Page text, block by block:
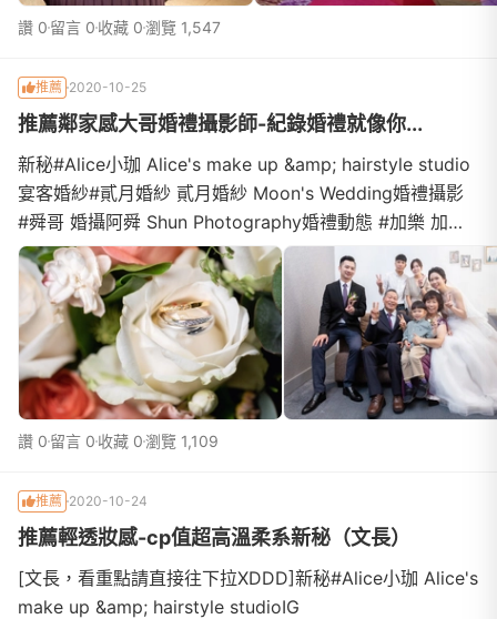
讚 0 留言 0 收藏 0瀏覽 1,547
推薦 2020-10-25
推薦鄰家感大哥婚禮攝影師-紀錄婚禮就像你...
新秘#Alice小珈 Alice's make up &amp; hairstyle studio
宴客婚紗#貳月婚紗 貳月婚紗 Moon's Wedding婚禮攝影
#舜哥 婚攝阿舜 Shun Photography婚禮動態 #加樂 加樂
影像+Raku Studio 婚禮記錄婚禮主持 #囍月小月 『囍月場
所』 婚禮主持 / 婚禮規劃推薦鄰家感大哥婚禮攝影師-紀錄
婚禮就像你的日常生活簡單卻重要的時刻
讚 0 留言 0 收藏 0瀏覽 1,109
推薦 2020-10-24
推薦輕透妝感-cp值超高溫柔系新秘（文長）
[文長，看重點請直接往下拉XDDD]新秘#Alice小珈 Alice's
make up &amp; hairstyle studioIG